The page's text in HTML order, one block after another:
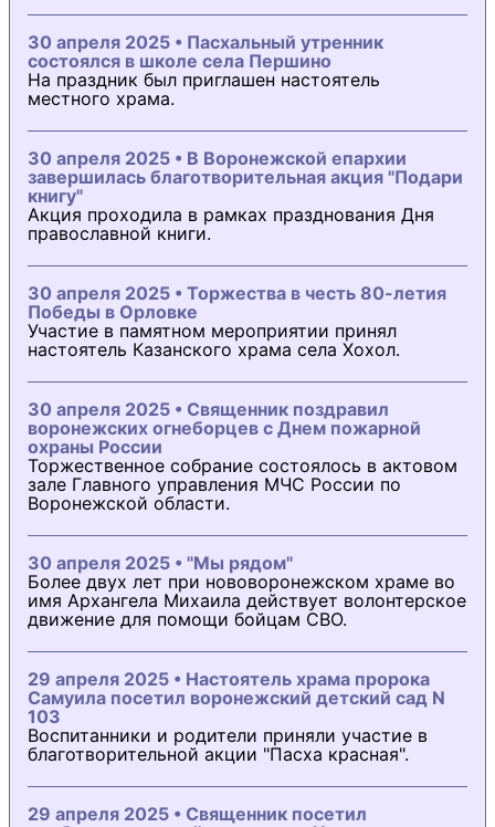
30 апреля 2025 • Пасхальный утренник
состоялся в школе села Першино
На праздник был приглашен настоятель
местного храма.
30 апреля 2025 • В Воронежской епархии
завершилась благотворительная акция "Подари
книгу"
Акция проходила в рамках празднования Дня
православной книги.
30 апреля 2025 • Торжества в честь 80-летия
Победы в Орловке
Участие в памятном мероприятии принял
настоятель Казанского храма села Хохол.
30 апреля 2025 • Священник поздравил
воронежских огнеборцев с Днем пожарной
охраны России
Торжественное собрание состоялось в актовом
зале Главного управления МЧС России по
Воронежской области.
30 апреля 2025 • "Мы рядом"
Более двух лет при нововоронежском храме во
имя Архангела Михаила действует волонтерское
движение для помощи бойцам СВО.
29 апреля 2025 • Настоятель храма пророка
Самуила посетил воронежский детский сад N
103
Воспитанники и родители приняли участие в
благотворительной акции "Пасха красная".
29 апреля 2025 • Священник посетил